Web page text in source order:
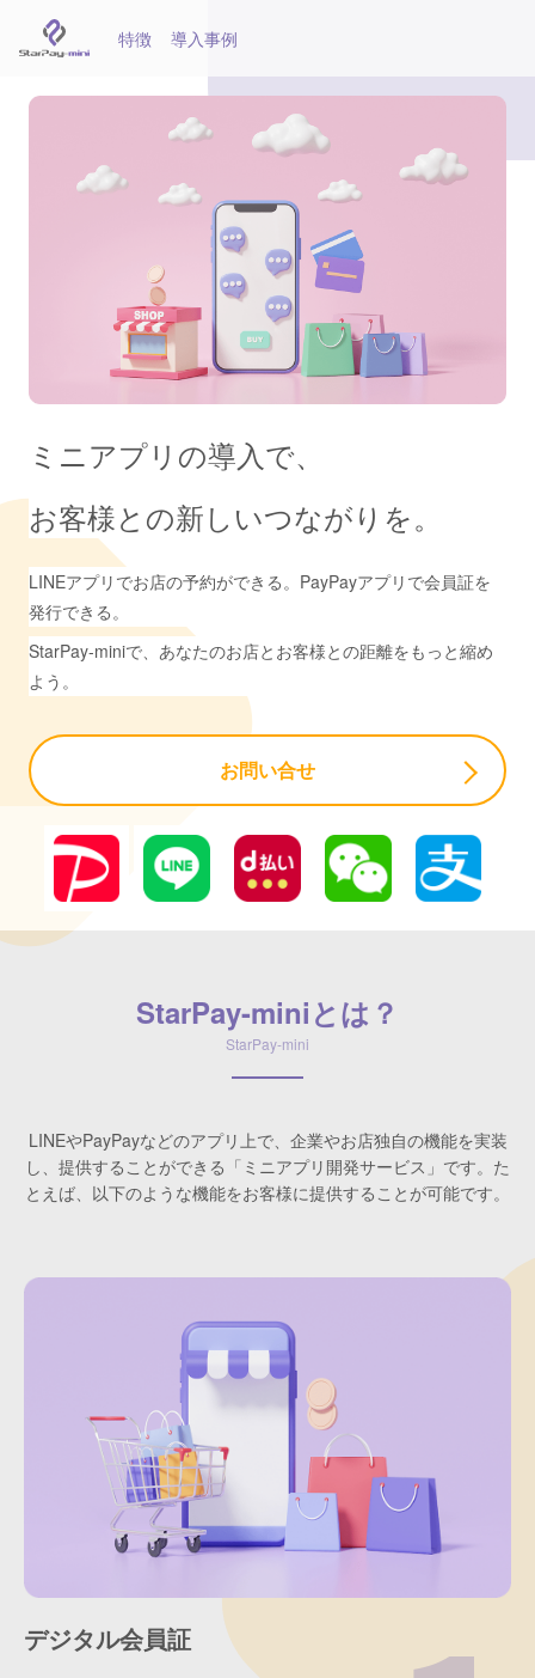
特徴 導入事例
ミニアプリの導入で、
お客様との新しいつながりを。
LINEアプリでお店の予約ができる。PayPayアプリで会員証を
発行できる。
StarPay-miniで、あなたのお店とお客様との距離をもっと縮め
よう。
お問い合せ
StarPay-miniとは？
StarPay-mini
LINEやPayPayなどのアプリ上で、企業やお店独自の機能を実装
し、 提供することができる「ミニアプリ開発サービス」です。 た
とえば、以下のような機能をお客様に提供することが可能です。
デジタル会員証